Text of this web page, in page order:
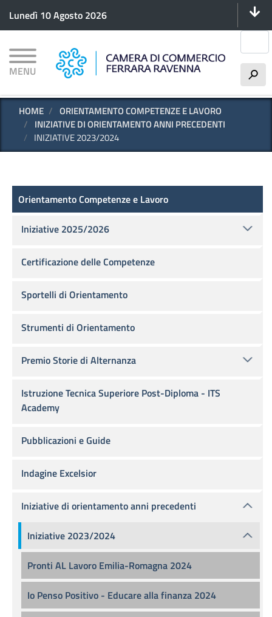
principale
Lunedì 10 Agosto 2026
MENU h
HOME
ORIENTAMENTO COMPETENZE E LAVORO
INIZIATIVE DI ORIENTAMENTO ANNI PRECEDENTI
INIZIATIVE 2023/2024
Scuola - Lavoro
Orientamento Competenze e Lavoro
Iniziative 2025/2026
Certificazione delle Competenze
Sportelli di Orientamento
Strumenti di Orientamento
Premio Storie di Alternanza
Istruzione Tecnica Superiore Post-Diploma - ITS
Academy
Pubblicazioni e Guide
Indagine Excelsior
Iniziative di orientamento anni precedenti
Iniziative 2023/2024
Pronti AL Lavoro Emilia-Romagna 2024
Io Penso Positivo - Educare alla finanza 2024